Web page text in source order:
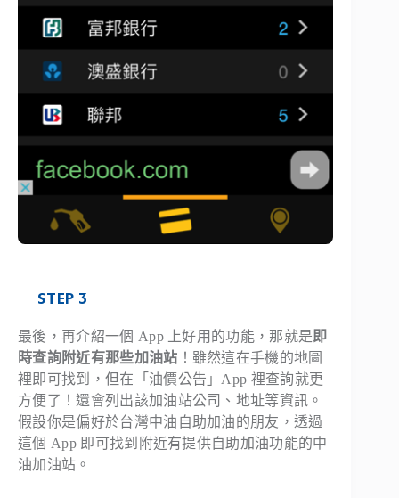
STEP 3
最後，再介紹一個 App 上好用的功能，那就是 即
時查詢附近有那些加油站 ！雖然這在手機的地圖
裡即可找到，但在「油價公告」App 裡查詢就更
方便了！還會列出該加油站公司、地址等資訊。
假設你是偏好於台灣中油自助加油的朋友，透過
這個 App 即可找到附近有提供自助加油功能的中
油加油站。